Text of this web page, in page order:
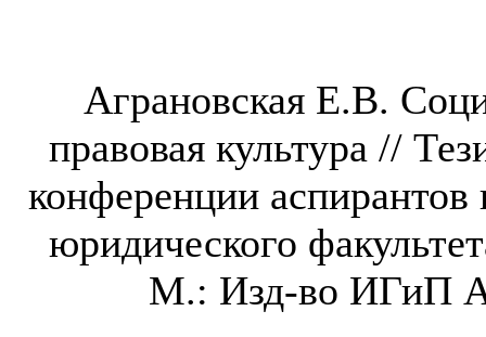
Аграновская Е.В.
правовая культура //
конференции аспирантов
юридического
М.: Изд-во ИГиП